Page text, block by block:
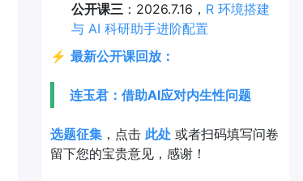
公开课三：2026.7.16， R 环境搭建
与 AI 科研助手进阶配置
⚡ 最新公开课回放：
连玉君：借助AI应对内生性问题
选题征集 ，点击 此处 或者扫码填写问卷
留下您的宝贵意见，感谢！